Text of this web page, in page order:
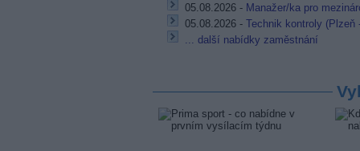
05.08.2026 - Manažer/ka pro
05.08.2026 - Technik kontroly (Plzeň
... další nabídky zaměstnání